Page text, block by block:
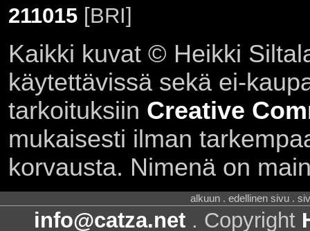
211015[BRI]
Kaikki kuvat © Heikki
käytettävissä sekä ei-
tarkoituksiin Creative
mukaisesti ilman
korvausta. Nimenä on
alkuun . edellinen sivu .
info@catza.net . Copyright